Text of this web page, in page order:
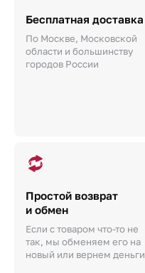
Бесплатная доставка
По Москве, Московской
области и большинству
городов России
Простой возврат
и обмен
Если с товаром что-то не
так, мы обменяем его на
новый или вернем деньги